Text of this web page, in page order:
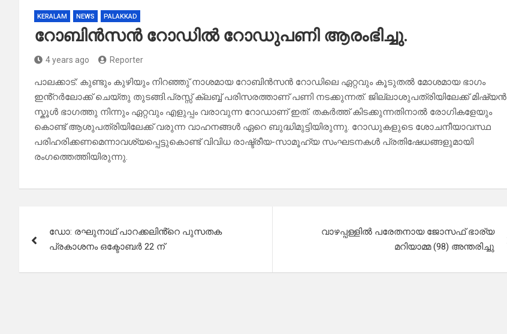
KERALAM NEWS PALAKKAD
റോബിൻസൻ റോഡിൽ റോഡുപണി ആരംഭിച്ചു.
4 years ago Reporter
പാലക്കാട്: കുണ്ടും കുഴിയും നിറഞ്ഞു് നാശമായ റോബിൻസൻ റോഡിലെ ഏറ്റവും കൂടുതൽ മോശമായ ഭാഗം
ഇൻ്റർലോക്ക് ചെയ്തു തുടങ്ങി.പ്രസ്സ് ക്ലബ്ബ് പരിസരത്താണ് പണി നടക്കുന്നത്. ജില്ലാശുപത്രിയിലേക്ക് മിഷ്യൻ
സ്കൂൾ ഭാഗത്തു നിന്നും ഏറ്റവും എളുപ്പം വരാവുന്ന റോഡാണ് ഇത്. തകർത്ത് കിടക്കുന്നതിനാൽ രോഗികളേയും
കൊണ്ട് ആശുപത്രിയിലേക്ക് വരുന്ന വാഹനങ്ങൾ ഏറെ ബുദ്ധിമുട്ടിയിരുന്നു. റോഡുകളുടെ ശോചനീയാവസ്ഥ
പരിഹരിക്കണമെന്നാവശ്യപ്പെട്ടുകൊണ്ട് വിവിധ രാഷ്ട്രീയ-സാമൂഹ്യ സംഘടനകൾ പ്രതിഷേധങ്ങളുമായി
രംഗത്തെത്തിയിരുന്നു.
navigation
ഡോ: രഘുനാഥ് പാറക്കലിൻ്റെ പുസതക
പ്രകാശനം ഒക്ടോബർ 22 ന്
വാഴപ്പള്ളിൽ പരേതനായ ജോസഫ് ഭാര്യ
മറിയാമ്മ (98) അന്തരിച്ചു